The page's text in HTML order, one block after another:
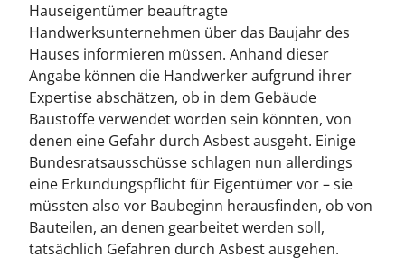
Hauseigentümer beauftragte
Handwerksunternehmen über das Baujahr des
Hauses informieren müssen. Anhand dieser
Angabe können die Handwerker aufgrund ihrer
Expertise abschätzen, ob in dem Gebäude
Baustoffe verwendet worden sein könnten, von
denen eine Gefahr durch Asbest ausgeht. Einige
Bundesratsausschüsse schlagen nun allerdings
eine Erkundungspflicht für Eigentümer vor – sie
müssten also vor Baubeginn herausfinden, ob von
Bauteilen, an denen gearbeitet werden soll,
tatsächlich Gefahren durch Asbest ausgehen.